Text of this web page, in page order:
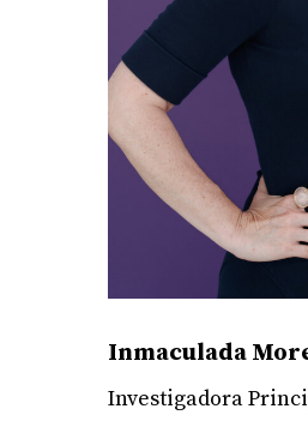
Inmaculada
Investigadora